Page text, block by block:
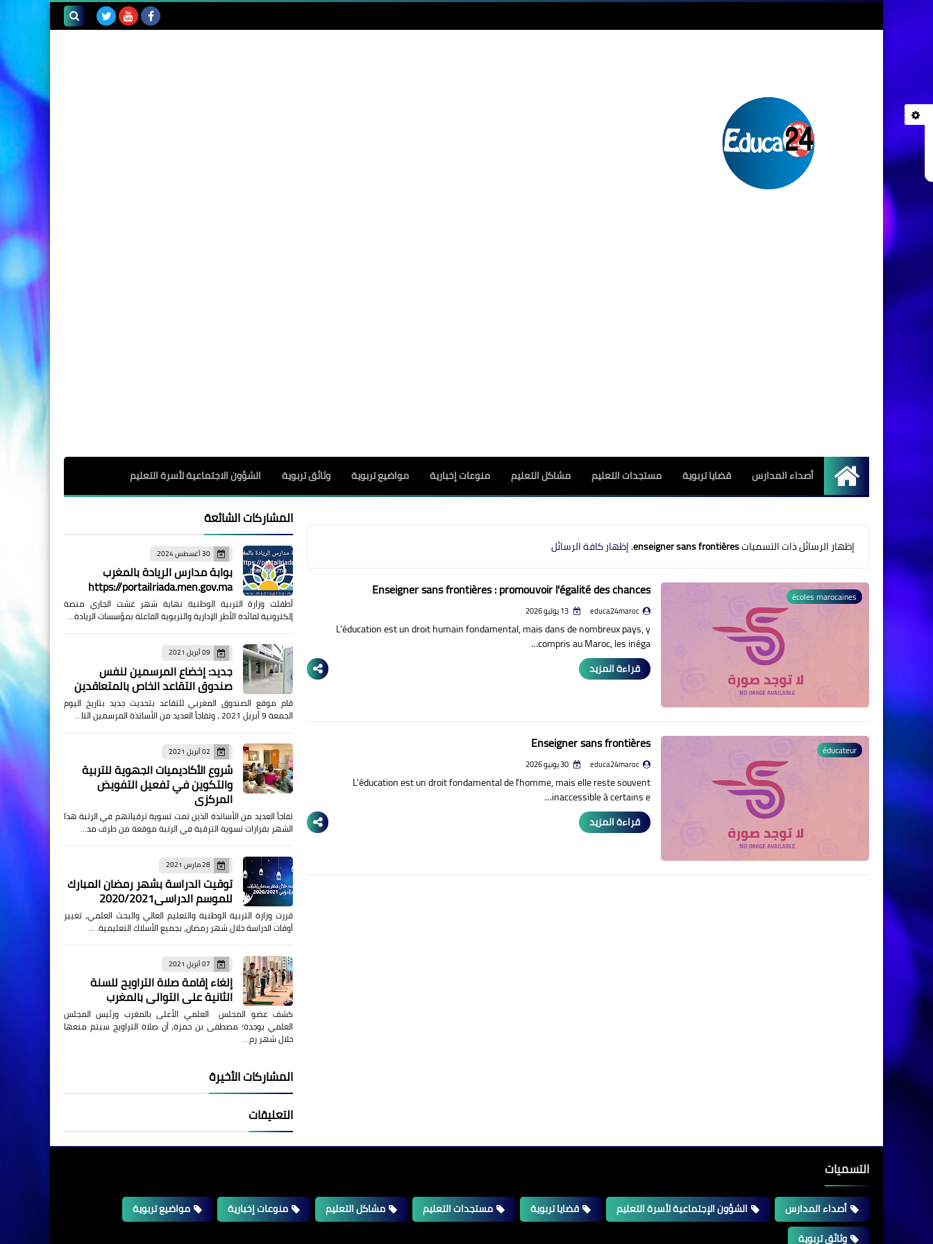
الإلكترونية
الرئيسية
أصداء المدارس قضايا تربوية مستجدات التعليم مشاكل التعليم منوعات إخبارية مواضيع تربوية وثائق تربوية الشؤون الاجتماعية لأسرة التعليم
‏إظهار الرسائل ذات التسمياتenseigner sans frontières
.إظهار كافة الرسائل
écoles marocaines
Enseigner sans frontières : promouvoir l'égalité des chances
educa24maroc
L'éducation est un droit humain fondamental, mais dans de nombreux pays, y
compris au Maroc, les inéga…
قراءة المزيد
éducateur
Enseigner sans frontières
educa24maroc
L'éducation est un droit fondamental de l'homme, mais elle reste souvent
inaccessible à certains e…
قراءة المزيد
المشاركات الشائعة
30 أغسطس 2024
بوابة مدارس الريادة بالمغرب
https://portailriada.men.gov.ma
أطقلت وزارة التربية الوطنية نهاية شهر غشت الجاري منصة
إلكترونية لفائدة الأطر الإدارية والتربوية الفاعلة بمؤسسات الريادة…
09 أبريل 2021
جديد: إخضاع المرسمين لنفس
صندوق التقاعد الخاص بالمتعاقدين
قام موقع الصندوق المغربي للتقاعد بتحديث جديد بتاريخ اليوم
الجمعة 9 أبريل 2021 ، وتفاجأ العديد من الأساتذة المرسمين التا…
02 أبريل 2021
شروع الأكاديميات الجهوية للتربية
والتكوين في تفعيل التفويض
المركزي
تفاجأ العديد من الأساتذة الذين تمت تسوية ترقياتهم في الرتبة هذا
الشهر بقرارات تسوية الترقية في الرتبة موقعة من طرف مد…
28 مارس 2021
توقيت الدراسة بشهر رمضان المبارك
للموسم الدراسي2020/2021
قررت وزارة التربية الوطنية والتعليم العالي والبحث العلمي، تغيير
أوقات الدراسة خلال شهر رمضان، بجميع الأسلاك التعليمية. …
07 أبريل 2021
إلغاء إقامة صلاة التراويح للسنة
الثانية على التوالي بالمغرب
كشف عضو المجلس العلمي الأعلى بالمغرب ورئيس المجلس
العلمي بوجدة؛ مصطفى بن حمزة، أن صلاة التراويح سيتم منعها
خلال شهر رم…
المشاركات الأخيرة
التعليقات
التسميات
أصداء المدارس الشؤون الإجتماعية لأسرة التعليم قضايا تربوية مستجدات التعليم مشاكل التعليم منوعات إخبارية
مواضيع تربوية
وثائق تربوية